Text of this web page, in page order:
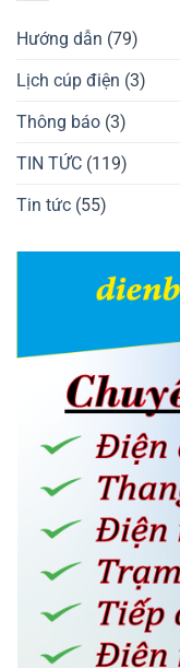
Hướng dẫn (79)
Lịch cúp điện (3)
Thông báo (3)
TIN TỨC (119)
Tin tức (55)